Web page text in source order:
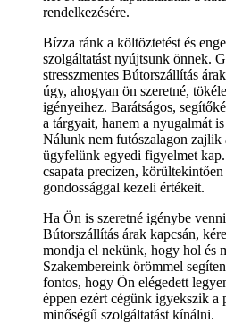
rendelkezésére.
Bízza ránk a költöztetést és
szolgáltatást nyújtsunk önnek.
stresszmentes Bútorszállítás
úgy, ahogyan ön szeretné,
igényeihez. Barátságos,
a tárgyait, hanem a nyugalmát
Nálunk nem futószalagon zajlik
ügyfelünk egyedi figyelmet
csapata precízen,
gondossággal kezeli értékeit.
Ha Ön is szeretné igénybe
Bútorszállítás árak kapcsán,
mondja el nekünk, hogy hol és
Szakembereink örömmel
fontos, hogy Ön elégedett
éppen ezért cégünk igyekszik a
minőségű szolgáltatást kínálni.